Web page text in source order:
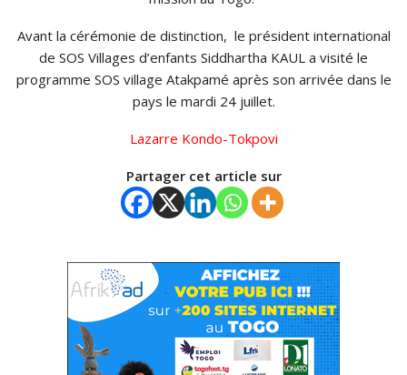
Avant la cérémonie de distinction, le président international
de SOS Villages d’enfants Siddhartha KAUL a visité le
programme SOS village Atakpamé après son arrivée dans le
pays le mardi 24 juillet.
Lazarre Kondo-Tokpovi
Partager cet article sur